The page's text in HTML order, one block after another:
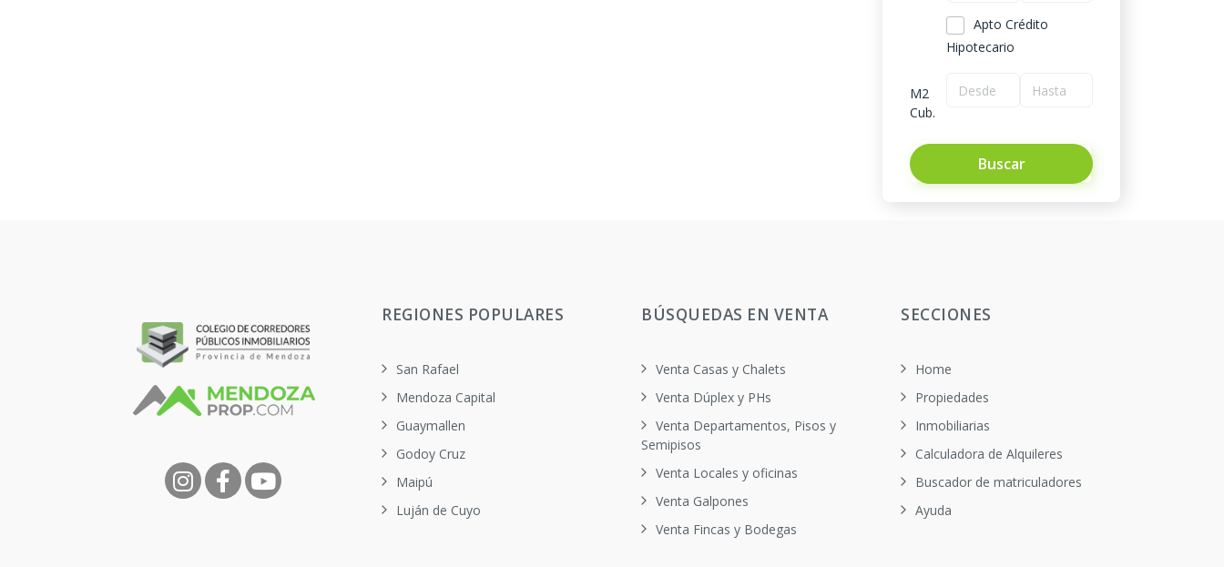
Apto Crédito
Hipotecario
M2
Cub.
Buscar
REGIONES POPULARES
San Rafael
Mendoza Capital
Guaymallen
Godoy Cruz
Maipú
Luján de Cuyo
BÚSQUEDAS EN VENTA
Venta Casas y Chalets
Venta Dúplex y PHs
Venta Departamentos, Pisos y
Semipisos
Venta Locales y oficinas
Venta Galpones
Venta Fincas y Bodegas
SECCIONES
Home
Propiedades
Inmobiliarias
Calculadora de Alquileres
Buscador de matriculadores
Ayuda